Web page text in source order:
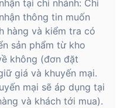
tại chi nhánh: Chi
thông tin muốn
hàng và kiểm tra có
sản phẩm từ kho
không (đơn đặt
giá và khuyến mại.
mại sẽ áp dụng tại
và khách tới mua).